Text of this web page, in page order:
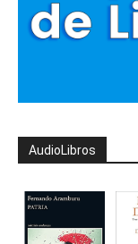
AudioLibros